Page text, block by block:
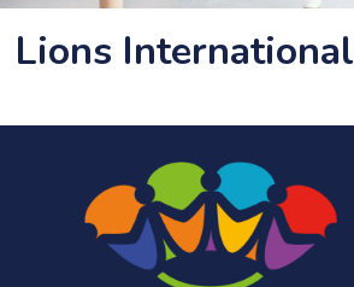
Lions International